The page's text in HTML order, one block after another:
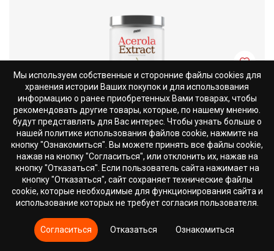
Acerola Extract
Экстракт вишни ацеролы (барбадосская вишня)
от14.99€
Мы используем собственные и сторонние файлы cookies для
хранения истории Ваших покупок и для использования
информацию о ранее приобретенных Вами товарах, чтобы
рекомендовать другие товары, которые, по нашему мнению.
будут представлять для Вас интерес. Чтобы узнать больше о
нашей политике использования файлов cookie, нажмите на
кнопку "Ознакомиться". Вы можете принять все файлы cookie,
нажав на кнопку "Согласиться", или отклонить их, нажав на
кнопку "Отказаться". Если пользователь сайта нажимает на
кнопку "Отказаться", сайт сохраняет технические файлы
cookie, которые необходимые для функционирования сайта и
использование которых не требует согласия пользователя.
Согласиться Отказаться Ознакомиться